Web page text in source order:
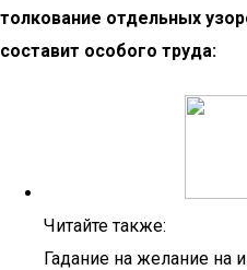
толкование отдельных
составит особого труда:
Читайте также:
Гадание на желание на